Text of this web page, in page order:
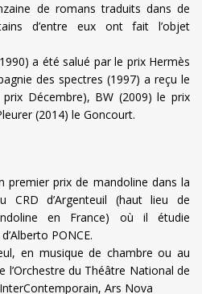
de romans traduits dans de
d’entre eux ont fait l’objet
a été salué par le prix Hermès
des spectres (1997) a reçu le
prix Décembre), BW (2009) le prix
(2014) le Goncourt.
premier prix de mandoline dans la
d’Argenteuil (haut lieu de
en France) où il étudie
PONCE.
en musique de chambre ou au
du Théâtre National de
InterContemporain, Ars Nova